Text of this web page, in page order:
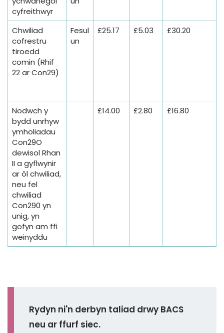
cyfreithwyr
Chwiliad
cofrestru
tiroedd
comin (Rhif
22 ar Con29)
Fesul
un
£25.17 £5.03 £30.20
Nodwch y
bydd unrhyw
ymholiadau
Con29O
dewisol Rhan
II a gyflwynir
ar ôl chwiliad,
neu fel
chwiliad
Con290 yn
unig, yn
gofyn am ffi
weinyddu
£14.00 £2.80 £16.80
Rydyn ni'n derbyn taliad drwy BACS
neu ar ffurf siec.